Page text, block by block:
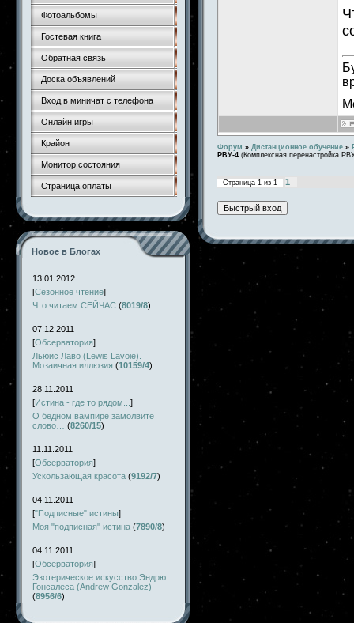
Фотоальбомы
Гостевая книга
Обратная связь
Доска объявлений
Вход в миничат с телефона
Онлайн игры
Крайон
Монитор состояния
Страница оплаты
Новое в Блогах
13.01.2012
[Сезонное чтение]
Что читаем СЕЙЧАС (8019/8)
07.12.2011
[Обсерватория]
Льюис Лаво (Lewis Lavoie).
Мозаичная иллюзия (10159/4)
28.11.2011
[Истина - где то рядом... ]
О бедном вампире замолвите
слово…
(8260/15)
11.11.2011
[Обсерватория]
Ускользающая красота (9192/7)
04.11.2011
["Подписные" истины]
Моя "подписная" истина (7890/8)
04.11.2011
[Обсерватория]
Эзотерическое искусство Эндрю
Гонсалеса (Andrew Gonzalez)
(8956/6)
Форум » Дистанционное обучение »
РВУ-4 (Комплексная перенастройка
Страница 1 из 1 1